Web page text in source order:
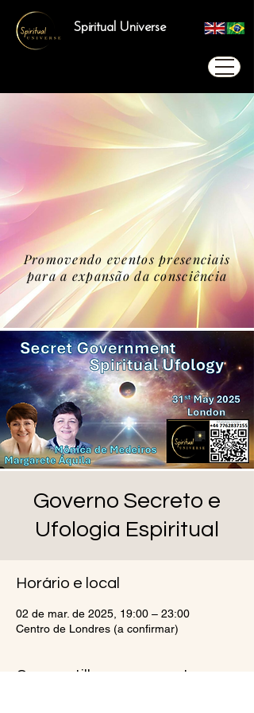
Spiritual Universe
Promovendo eventos presenciais
para a expansão da consciência
Governo Secreto e
Ufologia Espiritual
Horário e local
02 de mar. de 2025, 19:00 – 23:00
Centro de Londres (a confirmar)
Compartilhe esse evento